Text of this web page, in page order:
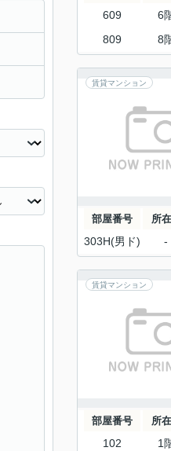
609 6
809 8
賃貸マンション
部屋番号 所
303H(男ド) -
賃貸マンション
部屋番号 所
102 1